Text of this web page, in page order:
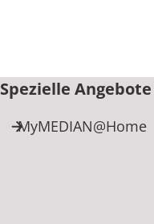
Spezielle Angebote
MyMEDIAN@Home